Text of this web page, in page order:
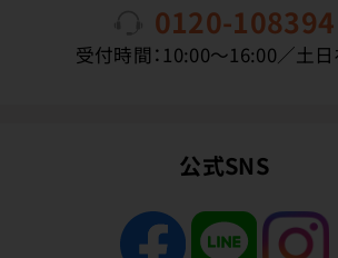
0120-108394
受付時間：10:00〜16:00／土
公式SNS